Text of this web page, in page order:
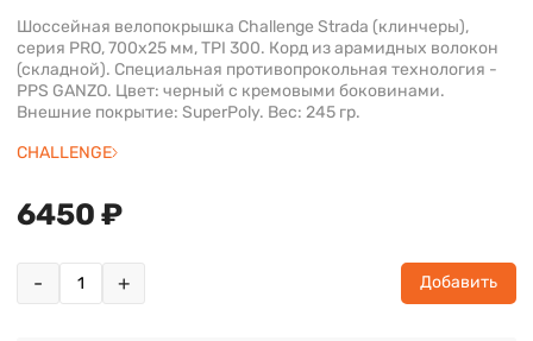
Шоссейная велопокрышка Challenge Strada (клинчеры),
серия PRO, 700х25 мм, TPI 300. Корд из арамидных волокон
(складной). Cпециальная противопрокольная технология -
PPS GANZO. Цвет: черный с кремовыми боковинами.
Внешние покрытие: SuperPoly. Вес: 245 гр.
CHALLENGE
6450 ₽
- + Добавить